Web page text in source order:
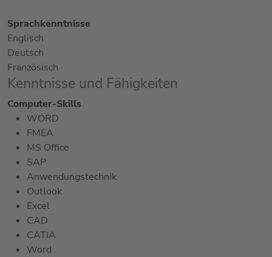
Sprachkenntnisse
Englisch
Deutsch
Französisch
Kenntnisse und Fähigkeiten
Computer-Skills
WORD
FMEA
MS Office
SAP
Anwendungstechnik
Outlook
Excel
CAD
CATIA
Word